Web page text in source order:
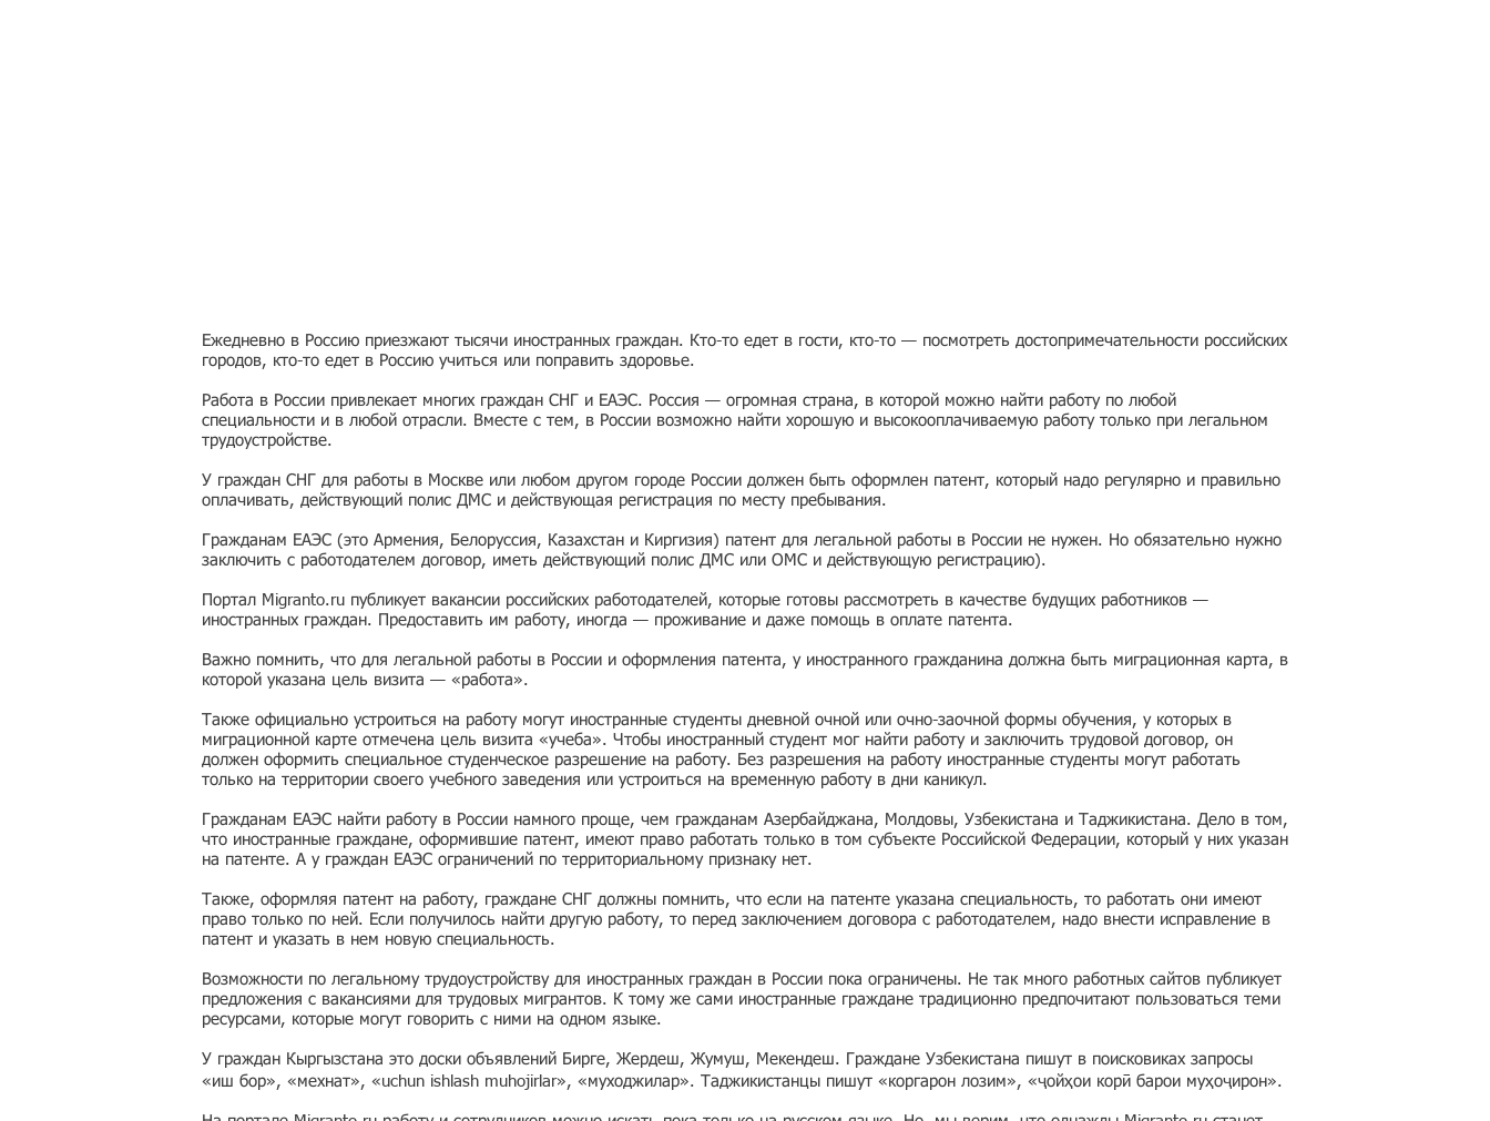
Ежедневно в Россию приезжают тысячи иностранных граждан. Кто-то едет в гости, кто-то — посмотреть достопримечательности российских
городов, кто-то едет в Россию учиться или поправить здоровье.
Работа в России привлекает многих граждан СНГ и ЕАЭС. Россия — огромная страна, в которой можно найти работу по любой
специальности и в любой отрасли. Вместе с тем, в России возможно найти хорошую и высокооплачиваемую работу только при легальном
трудоустройстве.
У граждан СНГ для работы в Москве или любом другом городе России должен быть оформлен патент, который надо регулярно и правильно
оплачивать, действующий полис ДМС и действующая регистрация по месту пребывания.
Гражданам ЕАЭС (это Армения, Белоруссия, Казахстан и Киргизия) патент для легальной работы в России не нужен. Но обязательно нужно
заключить с работодателем договор, иметь действующий полис ДМС или ОМС и действующую регистрацию).
Портал Migranto.ru публикует вакансии российских работодателей, которые готовы рассмотреть в качестве будущих работников —
иностранных граждан. Предоставить им работу, иногда — проживание и даже помощь в оплате патента.
Важно помнить, что для легальной работы в России и оформления патента, у иностранного гражданина должна быть миграционная карта, в
которой указана цель визита — «работа».
Также официально устроиться на работу могут иностранные студенты дневной очной или очно-заочной формы обучения, у которых в
миграционной карте отмечена цель визита «учеба». Чтобы иностранный студент мог найти работу и заключить трудовой договор, он
должен оформить специальное студенческое разрешение на работу. Без разрешения на работу иностранные студенты могут работать
только на территории своего учебного заведения или устроиться на временную работу в дни каникул.
Гражданам ЕАЭС найти работу в России намного проще, чем гражданам Азербайджана, Молдовы, Узбекистана и Таджикистана. Дело в том,
что иностранные граждане, оформившие патент, имеют право работать только в том субъекте Российской Федерации, который у них указан
на патенте. А у граждан ЕАЭС ограничений по территориальному признаку нет.
Также, оформляя патент на работу, граждане СНГ должны помнить, что если на патенте указана специальность, то работать они имеют
право только по ней. Если получилось найти другую работу, то перед заключением договора с работодателем, надо внести исправление в
патент и указать в нем новую специальность.
Возможности по легальному трудоустройству для иностранных граждан в России пока ограничены. Не так много работных сайтов публикует
предложения с вакансиями для трудовых мигрантов. К тому же сами иностранные граждане традиционно предпочитают пользоваться теми
ресурсами, которые могут говорить с ними на одном языке.
У граждан Кыргызстана это доски объявлений Бирге, Жердеш, Жумуш, Мекендеш. Граждане Узбекистана пишут в поисковиках запросы
«иш бор», «мехнат», «uchun ishlash muhojirlar», «муходжилар». Таджикистанцы пишут «коргарон лозим», «ҷойҳои корӣ барои муҳоҷирон».